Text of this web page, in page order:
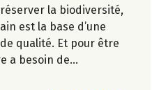
la biodiversité,
est la base d’une
qualité. Et pour être
a besoin de